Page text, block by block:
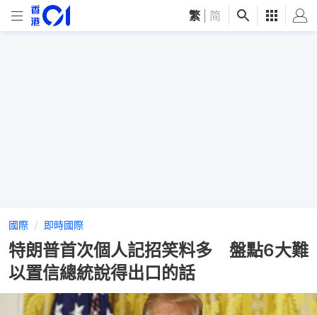
繁 简
國際 即時國際
特朗普首次個人記招笑料多 盤點6大難
以置信總統說得出口的話